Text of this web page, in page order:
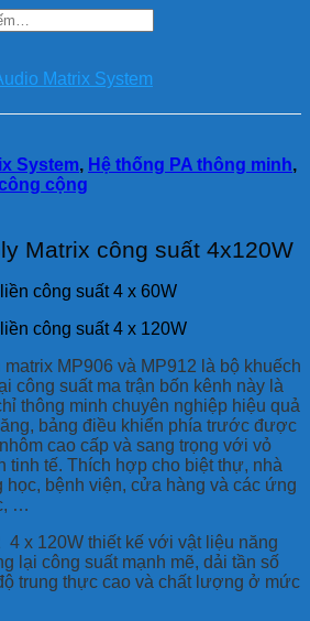
Matrix System
System, Hệ thống PA thông minh,
cộng
Matrix công suất 4x120W
công suất 4 x 60W
công suất 4 x 120W
MP906 và MP912 là bộ khuếch
công suất ma trận bốn kênh này là
thông minh chuyên nghiệp hiệu quả
bảng điều khiển phía trước được
cao cấp và sang trọng với vỏ
tinh tế. Thích hợp cho biệt thự, nhà
học, bệnh viện, cửa hàng và các ứng
…
4 x 120W thiết kế với vật liệu năng
lại công suất mạnh mẽ, dải tần số
trung thực cao và chất lượng ở mức